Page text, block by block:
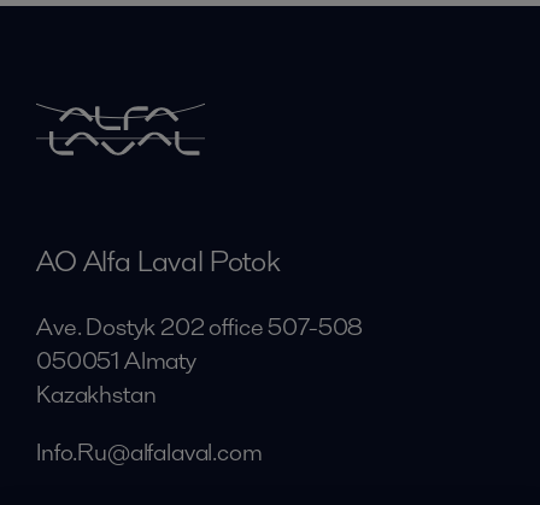
AO Alfa Laval Potok
Ave. Dostyk 202 office 507-508
050051 Almaty
Kazakhstan
Info.Ru@alfalaval.com